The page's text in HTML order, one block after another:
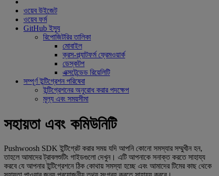
ওয়েব উইজেট
ওয়েব ফর্ম
GitHub ইস্যু
রিপোজিটরির তালিকা
মোবাইল
ক্রস-প্ল্যাটফর্ম ফ্রেমওয়ার্ক
ডেস্কটপ
এক্সটেন্ডেড রিয়েলিটি
সম্পূর্ণ ইন্টিগ্রেশন পরিষেবা
ইন্টিগ্রেশনের অনুরোধ করার পদক্ষেপ
মূল্য এবং সময়সীমা
সহায়তা এবং কমিউনিটি
Pushwoosh SDK ইন্টিগ্রেট করার সময় যদি আপনি কোনো সমস্যার সম্মুখীন হন,
তাহলে আমাদের ট্রাবলশুটিং গাইডগুলো দেখুন। এটি আপনাকে সনাক্ত করতে সাহায্য
করবে যে আপনার ইন্টিগ্রেশনে ঠিক কোথায় সমস্যা হচ্ছে এবং আমাদের টিমের কাছ থেকে